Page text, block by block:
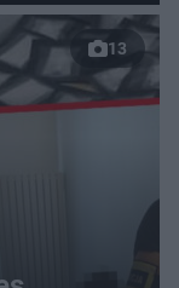
13